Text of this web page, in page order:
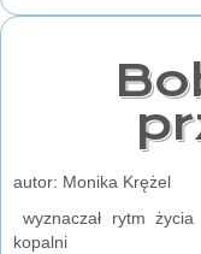
autor: Monika Krężel
wyznaczał rytm
kopalni